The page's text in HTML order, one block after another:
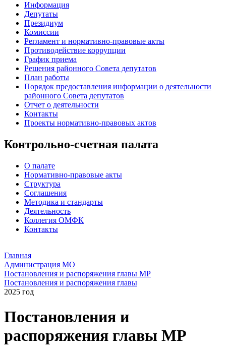
Информация
Депутаты
Президиум
Комиссии
Регламент и нормативно-правовые акты
Противодействие коррупции
График приема
Решения районного Совета депутатов
План работы
Порядок предоставления информации о деятельности
районного Совета депутатов
Отчет о деятельности
Контакты
Проекты нормативно-правовых актов
Контрольно-счетная палата
О палате
Нормативно-правовые акты
Структура
Соглашения
Методика и стандарты
Деятельность
Коллегия ОМФК
Контакты
Главная
Администрация МО
Постановления и распоряжения главы МР
Постановления и распоряжения главы
2025 год
Постановления и
распоряжения главы МР